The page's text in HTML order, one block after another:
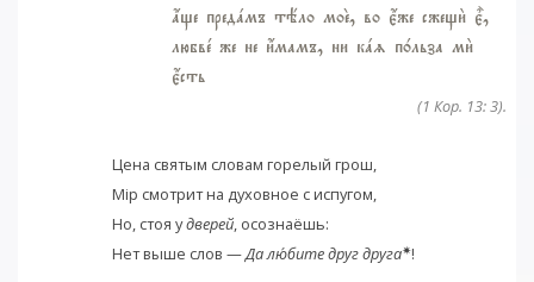
ѓще предaмъ тёло моE, во є4же сжещи2 є5,
любвe же не и4мамъ, ни кaz п0льза ми2
є4сть
(1 Кор. 13: 3).
Цена святым словам горелый грош,
Мiр смотрит на духовное с испугом,
Но, стоя удверей, осознаёшь:
Нет выше слов —Да любите друг друга✷!